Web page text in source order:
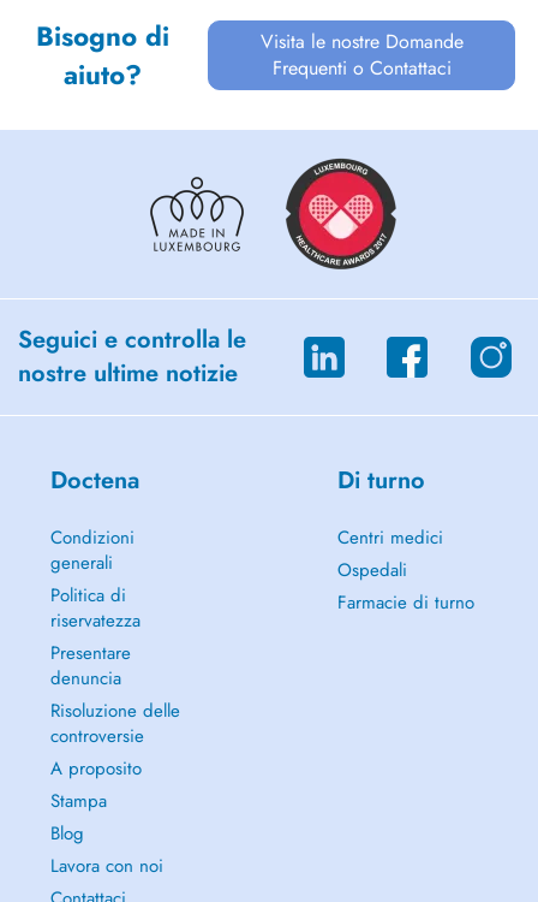
Bisogno di
aiuto?
Visita le nostre Domande
Frequenti o Contattaci
Seguici e controlla le
nostre ultime notizie
Doctena
Condizioni
generali
Politica di
riservatezza
Presentare
denuncia
Risoluzione delle
controversie
A proposito
Stampa
Blog
Lavora con noi
Di turno
Centri medici
Ospedali
Farmacie di turno